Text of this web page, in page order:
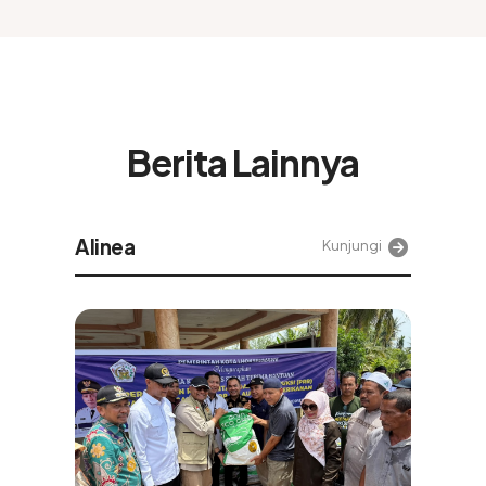
Berita Lainnya
Tek Kunjungi